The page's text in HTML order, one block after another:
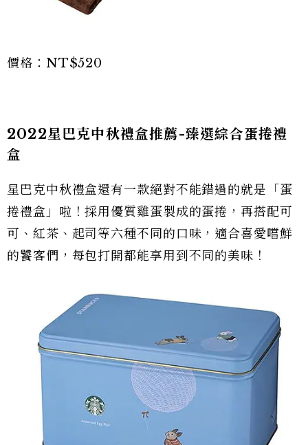
價格：NT$520
2022星巴克中秋禮盒推薦-臻選綜合蛋捲禮
盒
星巴克中秋禮盒還有一款絕對不能錯過的就是「蛋
捲禮盒」啦！採用優質雞蛋製成的蛋捲，再搭配可
可、紅茶、起司等六種不同的口味，適合喜愛嚐鮮
的饕客們，每包打開都能享用到不同的美味！